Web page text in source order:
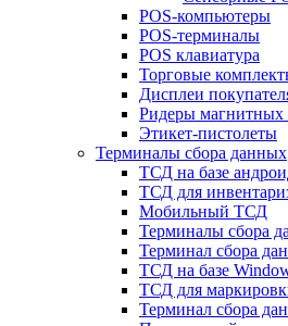
POS-компьютеры
POS-терминалы
POS клавиатура
Торговые
Дисплеи
Ридеры магнитных
Этикет-пистолеты
Терминалы сбора данных
ТСД на базе
ТСД для
Мобильный ТСД
Терминалы сбора
Терминал сбора
ТСД на базе
ТСД для
Терминал сбора